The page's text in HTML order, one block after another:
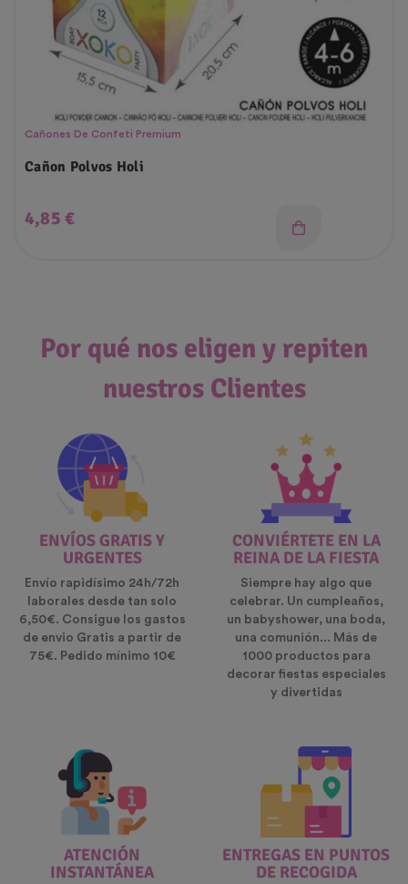
Cañones De Confeti Premium
Cañon Polvos Holi
Precio
4,85 €
Por qué nos eligen y repiten
nuestros Clientes
ENVÍOS GRATIS Y
URGENTES
Envío rapidísimo 24h/72h
laborales desde tan solo
6,50€. Consigue los gastos
de envio Gratis a partir de
75€. Pedido mínimo 10€
CONVIÉRTETE EN LA
REINA DE LA FIESTA
Siempre hay algo que
celebrar. Un cumpleaños,
un babyshower, una boda,
una comunión... Más de
1000 productos para
decorar fiestas especiales
y divertidas
ATENCIÓN
INSTANTÁNEA
ENTREGAS EN PUNTOS
DE RECOGIDA